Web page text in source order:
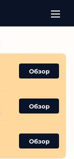
Обзор
Обзор
Обзор